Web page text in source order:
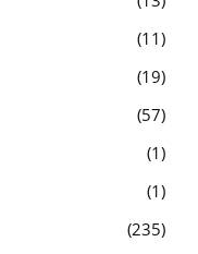
11
19
57
1
1
235